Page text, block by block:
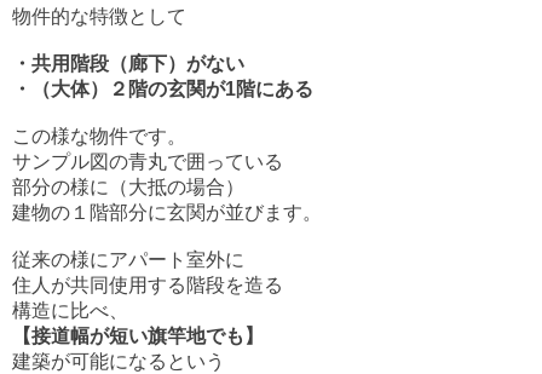
物件的な特徴として
・共用階段（廊下）がない
・（大体）２階の玄関が1階にある
この様な物件です。
サンプル図の青丸で囲っている
部分の様に（大抵の場合）
建物の１階部分に玄関が並びます。
従来の様にアパート室外に
住人が共同使用する階段を造る
構造に比べ、
【接道幅が短い旗竿地でも】
建築が可能になるという